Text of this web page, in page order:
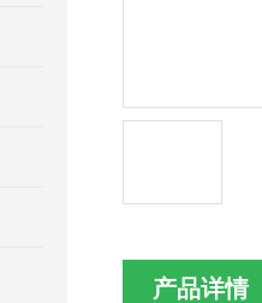
产品详情